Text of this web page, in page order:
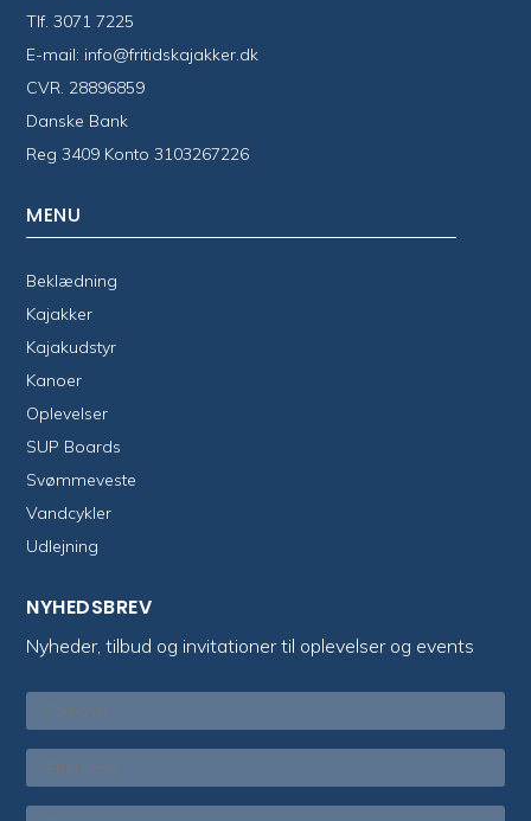
Tlf.3071 7225
E-mail: info@fritidskajakker.dk
CVR. 28896859
Danske Bank
Reg 3409 Konto 3103267226
MENU
Beklædning
Kajakker
Kajakudstyr
Kanoer
Oplevelser
SUP Boards
Svømmeveste
Vandcykler
Udlejning
NYHEDSBREV
Nyheder, tilbud og invitationer til oplevelser og events